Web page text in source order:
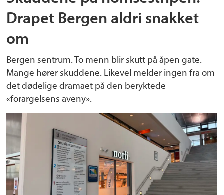
Drapet Bergen aldri snakket
om
Bergen sentrum. To menn blir skutt på åpen gate.
Mange hører skuddene. Likevel melder ingen fra om
det dødelige dramaet på den beryktede
«forargelsens aveny».